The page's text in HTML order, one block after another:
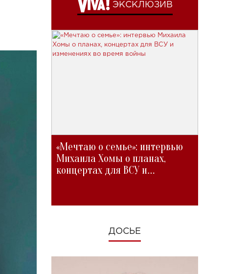
ЭКСКЛЮЗИВ
«Мечтаю о семье»: интервью
Михаила Хомы о планах,
концертах для ВСУ и
ДОСЬЕ